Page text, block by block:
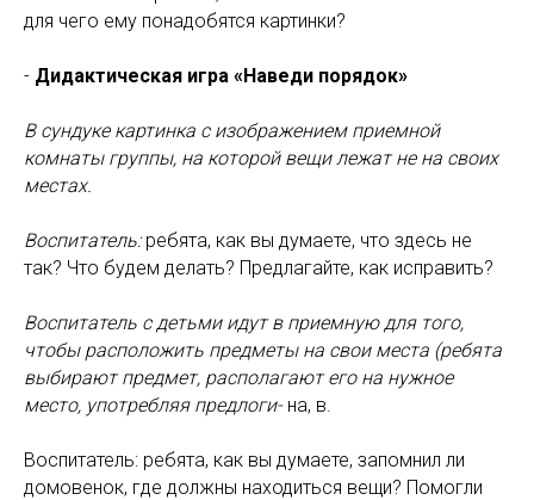
для чего ему понадобятся картинки?
- Дидактическая игра «Наведи порядок»
В сундуке картинка с изображением приемной
комнаты группы, на которой вещи лежат не на своих
местах.
Воспитатель:ребята, как вы думаете, что здесь не
так? Что будем делать? Предлагайте, как исправить?
Воспитатель с детьми идут в приемную для того,
чтобы расположить предметы на свои места (ребята
выбирают предмет, располагают его на нужное
место, употребляя предлоги- на, в.
Воспитатель: ребята, как вы думаете, запомнил ли
домовенок, где должны находиться вещи? Помогли